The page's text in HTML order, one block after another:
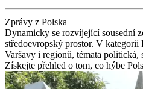
Zprávy z Polska
Dynamicky se rozvíjející sousední
středoevropský prostor. V kategorii
Varšavy i regionů, témata politická,
Získejte přehled o tom, co hýbe